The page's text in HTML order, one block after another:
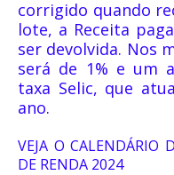
corrigido quando
lote, a Receita
ser devolvida. Nos
será de 1% e um
taxa Selic, que
ano.
VEJA O CALENDÁRIO
DE RENDA 2024